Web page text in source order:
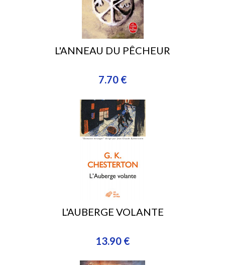
L'ANNEAU DU PÊCHEUR
7.70 €
L'AUBERGE VOLANTE
13.90 €